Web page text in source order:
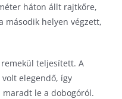
háton állt rajtkőre,
második helyen végzett,
teljesített. A
elegendő, így
maradt le a dobogóról.